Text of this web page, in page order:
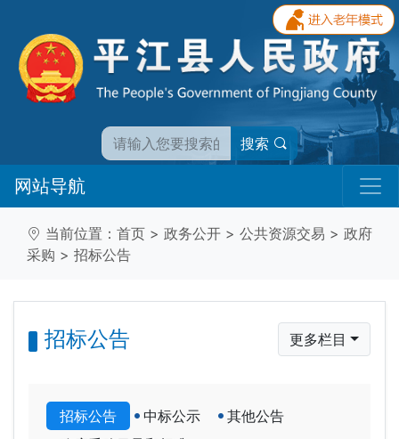
搜索
网站导航
当前位置： 首页 > 政务公开 > 公共资源交易 > 政府
采购 > 招标公告
招标公告 更多栏目
招标公告 中标公示
其他公告